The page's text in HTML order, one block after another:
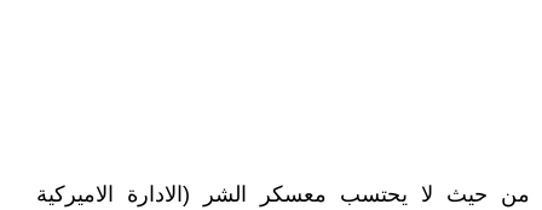
من حيث لا يحتسب معسكر الشر (الادارة الاميركية